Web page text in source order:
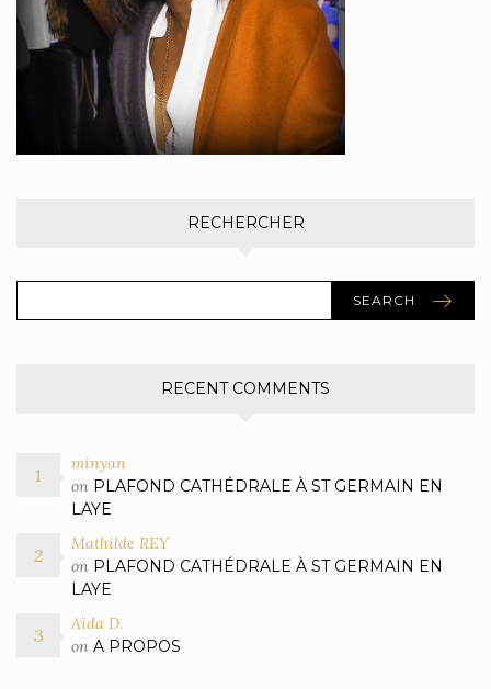
RECHERCHER
SEARCH
RECENT COMMENTS
minyan
on PLAFOND CATHÉDRALE À ST GERMAIN EN
LAYE
Mathilde REY
on PLAFOND CATHÉDRALE À ST GERMAIN EN
LAYE
Aïda D.
on A PROPOS